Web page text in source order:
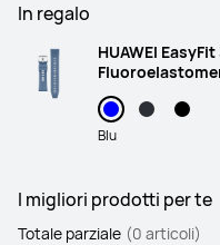
In regalo
HUAWEI
Blu
I migliori prodotti per te
Totale parziale (0 articoli)